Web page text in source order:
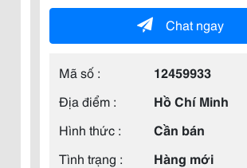
Chat ngay
Mã số :
12459933
Địa điểm :
Hồ Chí Minh
Hình thức :
Cần bán
Tình trạng :
Hàng mới